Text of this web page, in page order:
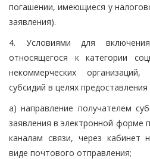
погашении, имеющиеся у
заявления).
4. Условиями для
относящегося к категории
некоммерческих
субсидий в целях
а) направление получателем
заявления в электронной форме
каналам связи, через кабинет
виде почтового отправления;